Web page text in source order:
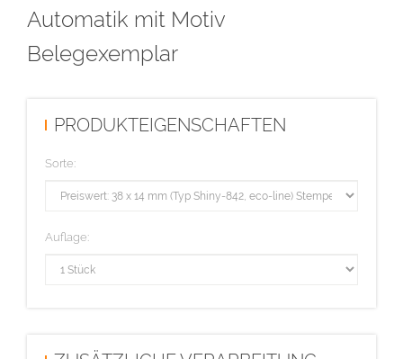
Automatik mit Motiv
Belegexemplar
PRODUKTEIGENSCHAFTEN
Sorte:
Auflage: